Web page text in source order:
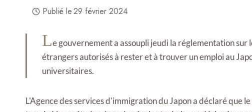
Publié le29 février 2024
Le gouvernement a assoupli jeudi la réglementation
étrangers autorisés à rester et à trouver un emploi au
universitaires.
L'Agence des services d'immigration du Japon a déclaré que